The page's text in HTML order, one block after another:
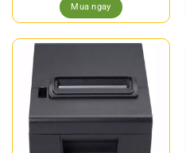
Mua ngay